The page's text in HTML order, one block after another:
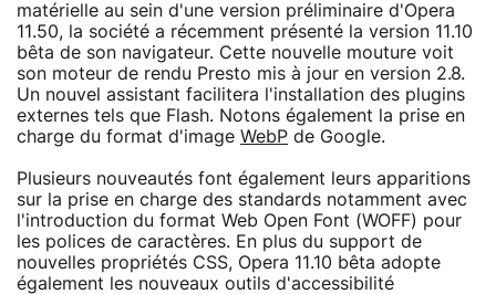
matérielle au sein d'une version préliminaire d'Opera
11.50, la société a récemment présenté la version 11.10
bêta de son navigateur. Cette nouvelle mouture voit
son moteur de rendu Presto mis à jour en version 2.8.
Un nouvel assistant facilitera l'installation des plugins
externes tels que Flash. Notons également la prise en
charge du format d'image WebP de Google.
Plusieurs nouveautés font également leurs apparitions
sur la prise en charge des standards notamment avec
l'introduction du format Web Open Font (WOFF) pour
les polices de caractères. En plus du support de
nouvelles propriétés CSS, Opera 11.10 bêta adopte
également les nouveaux outils d'accessibilité